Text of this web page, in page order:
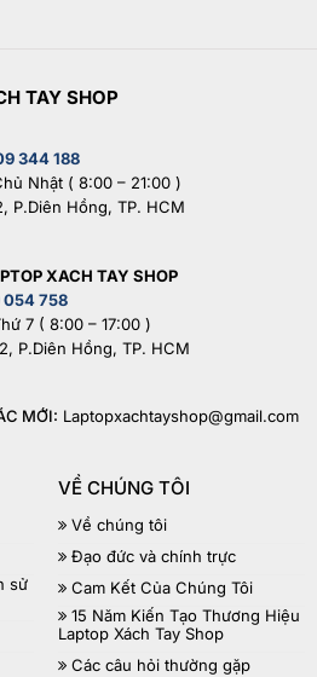
TAY SHOP
344 188
Nhật ( 8:00 – 21:00 )
P.Diên Hồng, TP. HCM
XACH TAY SHOP
758
7 ( 8:00 – 17:00 )
P.Diên Hồng, TP. HCM
MỚI: Laptopxachtayshop@gmail.com
sử
VỀ CHÚNG TÔI
Về chúng tôi
Đạo đức và chính trực
Cam Kết Của Chúng Tôi
15 Năm Kiến Tạo Thương Hiệu
Laptop Xách Tay Shop
Các câu hỏi thường gặp